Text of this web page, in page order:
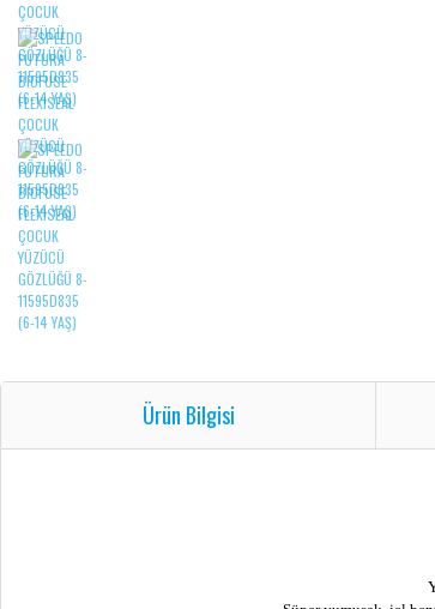
Ürün Bilgisi